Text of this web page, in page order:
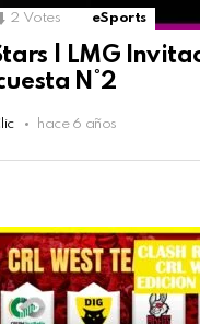
2 Votes eSports
| LMG
N°2
hace 6 años